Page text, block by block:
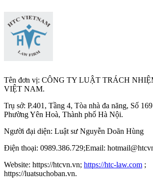
Tên đơn vị: CÔNG TY LUẬT TRÁCH
VIỆT NAM.
Trụ sở: P.401, Tầng 4, Tòa nhà đa năng, Số
Phường Yên Hoà, Thành phố Hà Nội.
Người đại diện: Luật sư Nguyễn Doãn Hùng
Điện thoại: 0989.386.729;Email:
Website: https://htcvn.vn; https://htc-law.com ;
https://luatsuchoban.vn.